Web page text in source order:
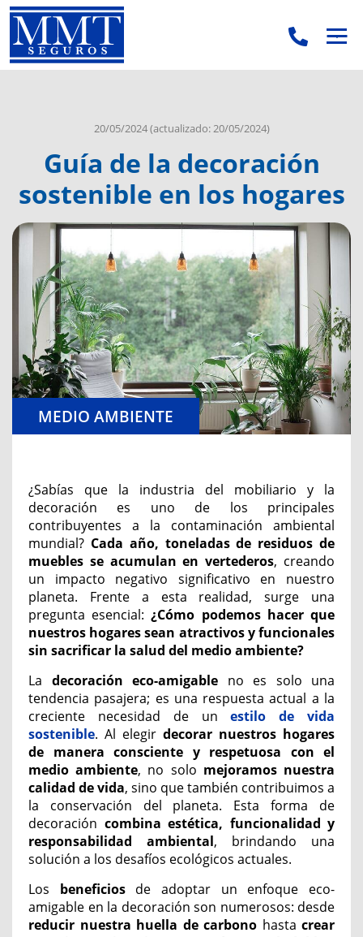
..
20/05/2024(actualizado: 20/05/2024)
Guía de la decoración
sostenible en los hogares
MEDIO AMBIENTE
¿Sabías que la industria del mobiliario y la
decoración es uno de los principales
contribuyentes a la contaminación ambiental
mundial? Cada año, toneladas de residuos de
muebles se acumulan en vertederos, creando
un impacto negativo significativo en nuestro
planeta. Frente a esta realidad, surge una
pregunta esencial:¿Cómo podemos hacer que
nuestros hogares sean atractivos y funcionales
sin sacrificar la salud del medio ambiente?
La decoración eco-amigable no es solo una
tendencia pasajera; es una respuesta actual a la
creciente necesidad de unestilo de vida
sostenible. Al elegir decorar nuestros hogares
de manera consciente y respetuosa con el
medio ambiente, no solo mejoramos nuestra
calidad de vida, sino que también contribuimos a
la conservación del planeta. Esta forma de
decoración combina estética, funcionalidad y
responsabilidad ambiental, brindando una
solución a los desafíos ecológicos actuales.
Los beneficiosde adoptar un enfoque eco-
amigable en la decoración son numerosos: desde
reducir nuestra huella de carbono hasta crear